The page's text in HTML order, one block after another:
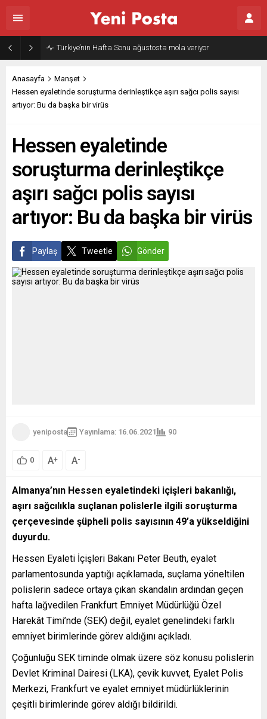
Anasayfa
Manşet
Hessen eyaletinde soruşturma derinleştikçe aşırı sağcı polis sayısı
artıyor: Bu da başka bir virüs
Hessen eyaletinde
soruşturma derinleştikçe
aşırı sağcı polis sayısı
artıyor: Bu da başka bir virüs
Paylaş Tweetle Gönder
yeniposta Yayınlama: 16.06.2021 90
0 A+ A-
Almanya’nın Hessen eyaletindeki içişleri bakanlığı,
aşırı sağcılıkla suçlanan polislerle ilgili soruşturma
çerçevesinde şüpheli polis sayısının 49’a yükseldiğini
duyurdu.
Hessen Eyaleti İçişleri Bakanı Peter Beuth, eyalet
parlamentosunda yaptığı açıklamada, suçlama yöneltilen
polislerin sadece ortaya çıkan skandalın ardından geçen
hafta lağvedilen Frankfurt Emniyet Müdürlüğü Özel
Harekât Timi’nde (SEK) değil, eyalet genelindeki farklı
emniyet birimlerinde görev aldığını açıkladı.
Çoğunluğu SEK timinde olmak üzere söz konusu polislerin
Devlet Kriminal Dairesi (LKA), çevik kuvvet, Eyalet Polis
Merkezi, Frankfurt ve eyalet emniyet müdürlüklerinin
çeşitli birimlerinde görev aldığı bildirildi.